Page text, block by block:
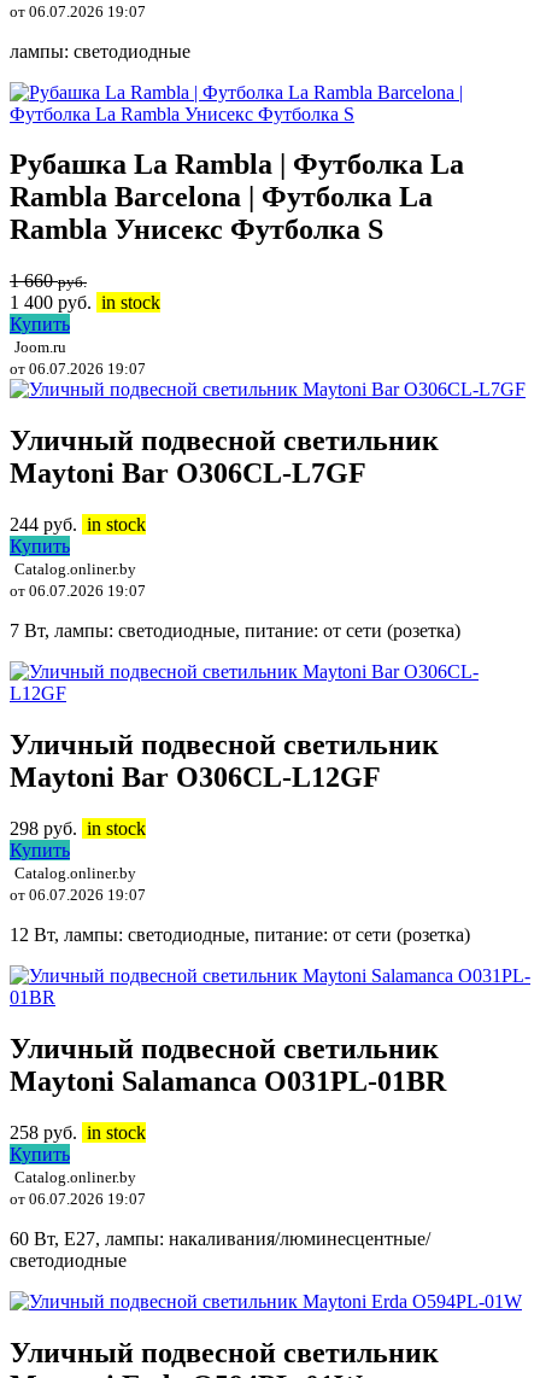
от 06.07.2026 19:07
лампы: светодиодные
Рубашка La Rambla | Футболка La
Rambla Barcelona | Футболка La
Rambla Унисекс Футболка S
1 660руб.
1 400 руб. in stock
Купить
Joom.ru
от 06.07.2026 19:07
Уличный подвесной светильник
Maytoni Bar O306CL-L7GF
244 руб. in stock
Купить
Catalog.onliner.by
от 06.07.2026 19:07
7 Вт, лампы: светодиодные, питание: от сети (розетка)
Уличный подвесной светильник
Maytoni Bar O306CL-L12GF
298 руб. in stock
Купить
Catalog.onliner.by
от 06.07.2026 19:07
12 Вт, лампы: светодиодные, питание: от сети (розетка)
Уличный подвесной светильник
Maytoni Salamanca O031PL-01BR
258 руб. in stock
Купить
Catalog.onliner.by
от 06.07.2026 19:07
60 Вт, E27, лампы: накаливания/люминесцентные/
светодиодные
Уличный подвесной светильник